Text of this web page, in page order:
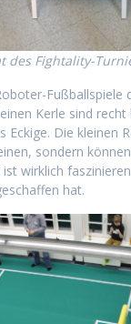
des Fightality-
Fußballspiele
Kerle sind recht
Eckige. Die kleinen
sondern
ist wirklich
hat.